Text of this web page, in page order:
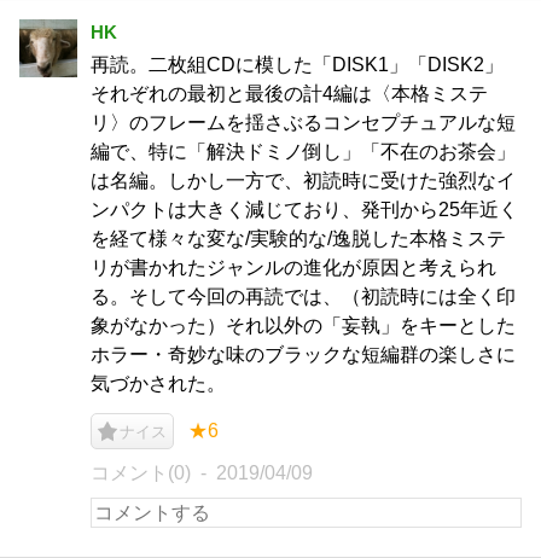
HK
再読。二枚組CDに模した「DISK1」「DISK2」
それぞれの最初と最後の計4編は〈本格ミステ
リ〉のフレームを揺さぶるコンセプチュアルな短
編で、特に「解決ドミノ倒し」「不在のお茶会」
は名編。しかし一方で、初読時に受けた強烈なイ
ンパクトは大きく減じており、発刊から25年近く
を経て様々な変な/実験的な/逸脱した本格ミステ
リが書かれたジャンルの進化が原因と考えられ
る。そして今回の再読では、（初読時には全く印
象がなかった）それ以外の「妄執」をキーとした
ホラー・奇妙な味のブラックな短編群の楽しさに
気づかされた。
ナイス ★6
コメント(0) 2019/04/09